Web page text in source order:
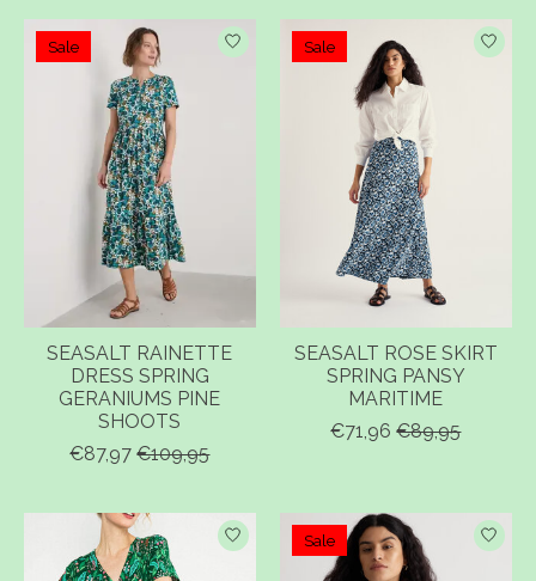
Sale
SEASALT RAINETTE
DRESS SPRING
GERANIUMS PINE
SHOOTS
€87,97 €109,95
Sale
SEASALT ROSE SKIRT
SPRING PANSY
MARITIME
€71,96 €89,95
Sale